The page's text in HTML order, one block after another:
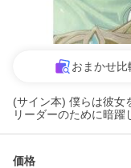
おまかせ比
(サイン本) 僕らは彼女
リーダーのために暗躍
価格